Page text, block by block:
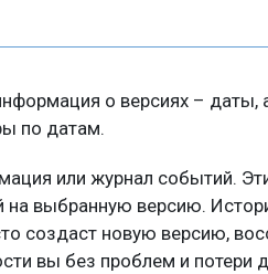
о версиях –
по датам.
или журнал событий.
выбранную версию.
создаст новую версию,
вы без проблем и потери